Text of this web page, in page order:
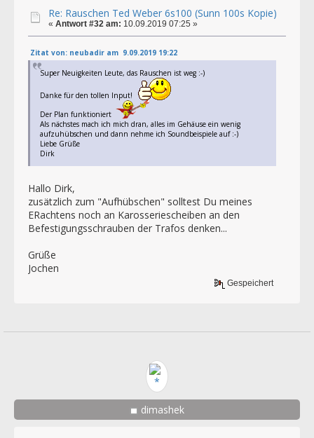
Re: Rauschen Ted Weber 6s100 (Sunn 100s Kopie)
« Antwort #32 am: 10.09.2019 07:25 »
Zitat von: neubadir am 9.09.2019 19:22
Super Neuigkeiten Leute, das Rauschen ist weg :-)
Danke für den tollen Input!
Der Plan funktioniert
Als nächstes mach ich mich dran, alles im Gehäuse ein wenig
aufzuhübschen und dann nehme ich Soundbeispiele auf :-)
Liebe Grüße
Dirk
Hallo Dirk,
zusätzlich zum "Aufhübschen" solltest Du meines
ERachtens noch an Karosseriescheiben an den
Befestigungsschrauben der Trafos denken...
Grüße
Jochen
Gespeichert
dimashek